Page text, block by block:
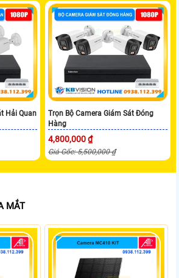
Hải Quan
Trọn Bộ Camera Giám Sát Đóng
Hàng
4,800,000 ₫
Giá Gốc: 5,500,000 ₫
MẮT